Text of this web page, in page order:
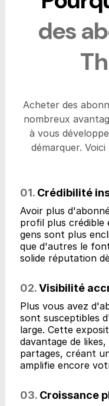
des
Acheter des
nombreux
à vous
démarquer.
01. Crédibilité
Avoir plus
profil plus crédible
gens sont plus
que d'autres le
solide réputation
02.Visibilité
Plus vous avez
sont susceptibles
large. Cette
davantage de
partages, créant
amplifie encore
03. Croissance